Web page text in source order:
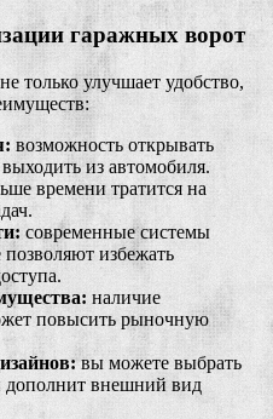
гаражных ворот
только улучшает удобство,
возможность открывать
из автомобиля.
времени тратится на
современные системы
избежать
наличие
повысить рыночную
вы можете выбрать
дополнит внешний вид